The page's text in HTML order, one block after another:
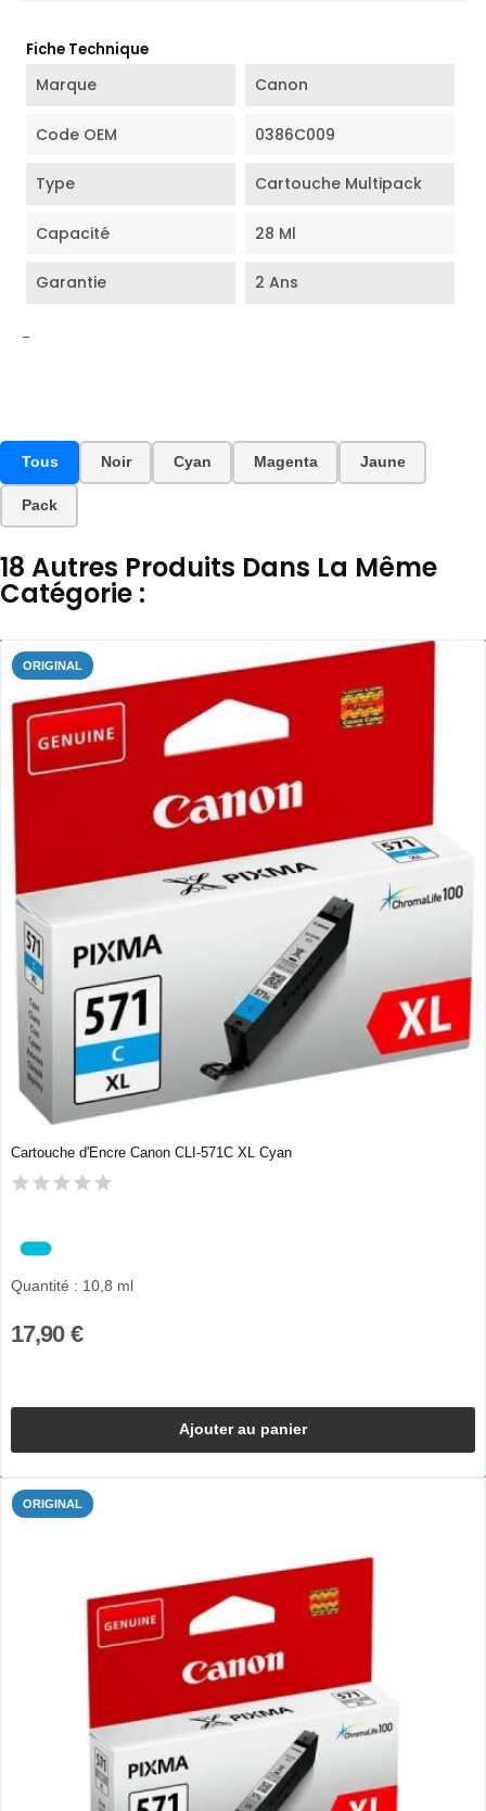
Fiche Technique
Marque Canon
Code OEM 0386C009
Type Cartouche Multipack
Capacité 28 Ml
Garantie 2 Ans
-
Tous Noir Cyan Magenta Jaune
Pack
18 Autres Produits Dans La Même
Catégorie :
ORIGINAL
Cartouche d'Encre Canon CLI-571C XL Cyan
Quantité : 10,8 ml
17,90 €
Ajouter au panier
ORIGINAL